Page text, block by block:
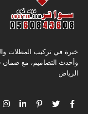
خبرة في تركيب المظلات
وأحدث التصاميم، مع ضمان
الرياض